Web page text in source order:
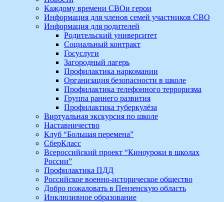
Каждому времени СВОи герои
Информация для членов семей участников СВО
Информация для родителей
Родительский университет
Социальный контракт
Госуслуги
Загородный лагерь
Профилактика наркомании
Организация безопасности в школе
Профилактика телефонного терроризма
Группа раннего развития
Профилактика туберкулёза
Виртуальная экскурсия по школе
Наставничество
Клуб “Большая перемена”
СберКласс
Всероссийский проект “Киноуроки в школах
России”
Профилактика ПДД
Российское военно-историческое общество
Добро пожаловать в Пензенскую область
Инклюзивное образование